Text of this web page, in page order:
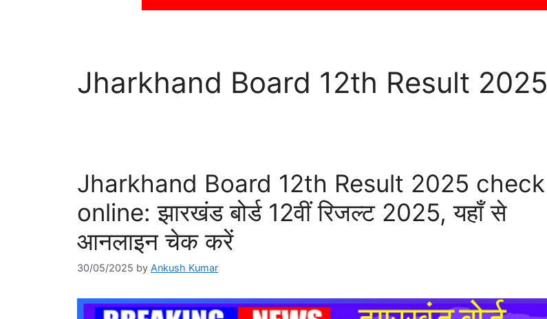
Jharkhand Board 12th Result 2025
Jharkhand Board 12th Result 2025 check
online: झारखंड बोर्ड 12वीं रिजल्ट 2025, यहाँ से
आनलाइन चेक करें
30/05/2025 by Ankush Kumar